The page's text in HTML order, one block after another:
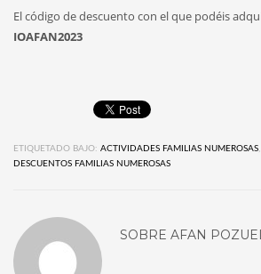
El código de descuento con el que podéis
IOAFAN2023
ETIQUETADO BAJO: ACTIVIDADES FAMILIAS NUMEROSAS,
DESCUENTOS FAMILIAS NUMEROSAS
SOBRE AFAN